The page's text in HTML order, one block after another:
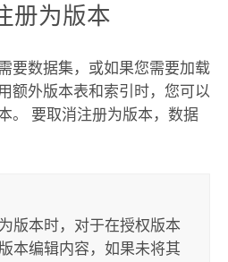
册为版本
要数据集，或如果您需要加载
额外版本表和索引时，您可以
。 要取消注册为版本，数据
版本时，对于在授权版本
本编辑内容，如果未将其